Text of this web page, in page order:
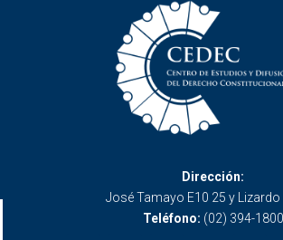
Dirección:
José Tamayo E10 25 y Lizardo
Teléfono: (02) 394-1800